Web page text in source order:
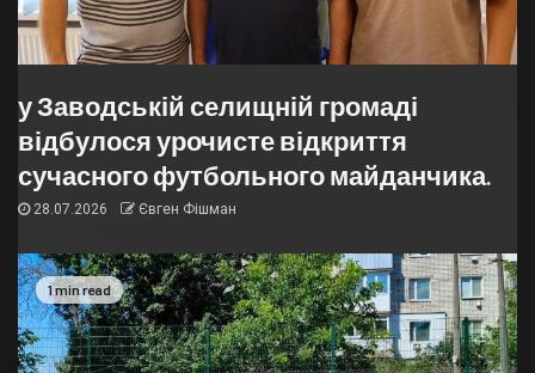
у Заводській селищній громаді
відбулося урочисте відкриття
сучасного футбольного майданчика.
28.07.2026 Євген Фішман
1 min read